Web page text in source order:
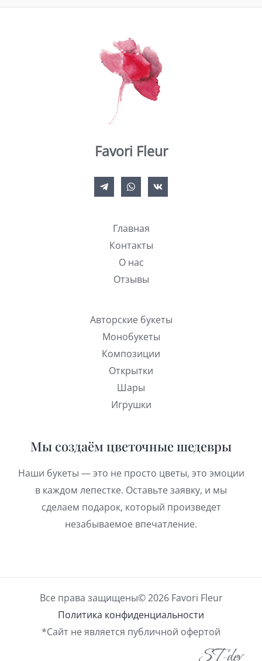
Favori Fleur
Главная
Контакты
О нас
Отзывы
Авторские букеты
Монобукеты
Композиции
Открытки
Шары
Игрушки
Мы создаём цветочные шедевры
Наши букеты — это не просто цветы, это эмоции
в каждом лепестке. Оставьте заявку, и мы
сделаем подарок, который произведет
незабываемое впечатление.
Все права защищены© 2026 Favori Fleur
Политика конфиденциальности
*Сайт не является публичной офертой